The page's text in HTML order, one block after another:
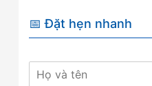
📅 Đặt hẹn nhanh